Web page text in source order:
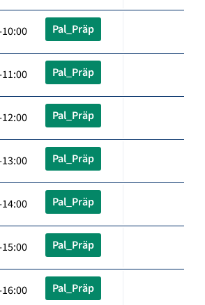
Pal_Präp
Pal_Präp
Pal_Präp
Pal_Präp
Pal_Präp
Pal_Präp
Pal_Präp